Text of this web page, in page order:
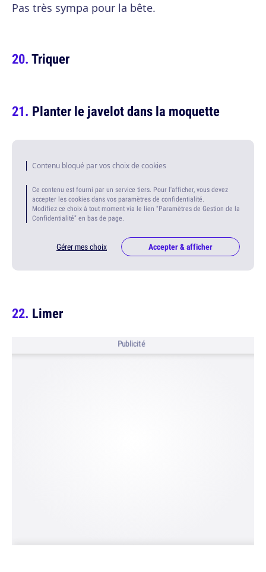
Pas très sympa pour la bête.
Triquer
Planter le javelot dans la moquette
Contenu bloqué par vos choix de cookies
Ce contenu est fourni par un service tiers. Pour l'afficher, vous devez
accepter les cookies dans vos paramètres de confidentialité.
Modifiez ce choix à tout moment via le lien "Paramètres de Gestion de la
Confidentialité" en bas de page.
Gérer mes choix Accepter & afficher
Limer
Publicité